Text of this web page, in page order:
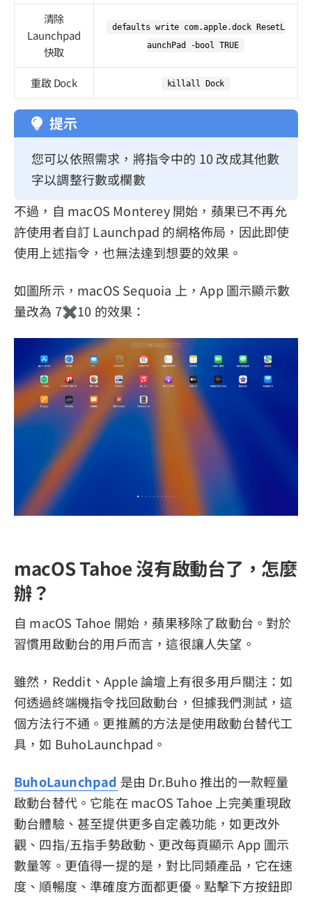
清除
Launchpad
快取
defaults write com.apple.dock ResetL
aunchPad -bool TRUE
重啟 Dock killall Dock
提示
您可以依照需求，將指令中的 10 改成其他數
字以調整行數或欄數
不過，自 macOS Monterey 開始，蘋果已不再允
許使用者自訂 Launchpad 的網格佈局，因此即使
使用上述指令，也無法達到想要的效果。
如圖所示，macOS Sequoia 上，App 圖示顯示數
量改為 7✖️10 的效果：
macOS Tahoe 沒有啟動台了，怎麼
辦？
自 macOS Tahoe 開始，蘋果移除了啟動台。對於
習慣用啟動台的用戶而言，這很讓人失望。
雖然，Reddit、Apple 論壇上有很多用戶關注：如
何透過終端機指令找回啟動台，但據我們測試，這
個方法行不通。更推薦的方法是使用啟動台替代工
具，如 BuhoLaunchpad。
BuhoLaunchpad 是由 Dr.Buho 推出的一款輕量
啟動台替代。它能在 macOS Tahoe 上完美重現啟
動台體驗、甚至提供更多自定義功能，如更改外
觀、四指/五指手勢啟動、更改每頁顯示 App 圖示
數量等。更值得一提的是，對比同類產品，它在速
度、順暢度、準確度方面都更優。點擊下方按鈕即